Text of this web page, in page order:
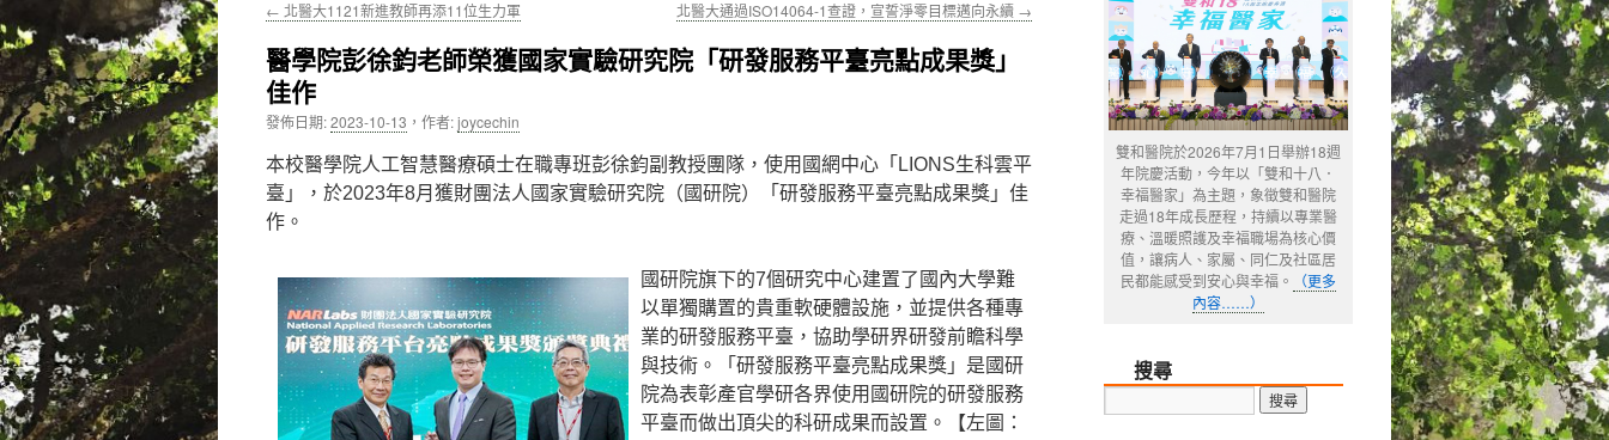
主
要
內
容
← 北醫大1121新進教師再添11位生力軍 北醫大通過ISO14064-1查證，宣誓淨零目標邁向永續 →
醫學院彭徐鈞老師榮獲國家實驗研究院「研發服務平臺亮點成果獎」
佳作
發佈日期:2023-10-13 ， 作者:joycechin
本校醫學院人工智慧醫療碩士在職專班彭徐鈞副教授團隊，使用國網中心「LIONS生科雲平
臺」，於2023年8月獲財團法人國家實驗研究院（國研院）「研發服務平臺亮點成果獎」佳
作。
國研院旗下的7個研究中心建置了國內大學難
以單獨購置的貴重軟硬體設施，並提供各種專
業的研發服務平臺，協助學研界研發前瞻科學
與技術。「研發服務平臺亮點成果獎」是國研
院為表彰產官學研各界使用國研院的研發服務
平臺而做出頂尖的科研成果而設置。【左圖：
雙和醫院於2026年7月1日舉辦18週
年院慶活動，今年以「雙和十八．
幸福醫家」為主題，象徵雙和醫院
走過18年成長歷程，持續以專業醫
療、溫暖照護及幸福職場為核心價
值，讓病人、家屬、同仁及社區居
民都能感受到安心與幸福。
（更多
內容……）
搜尋